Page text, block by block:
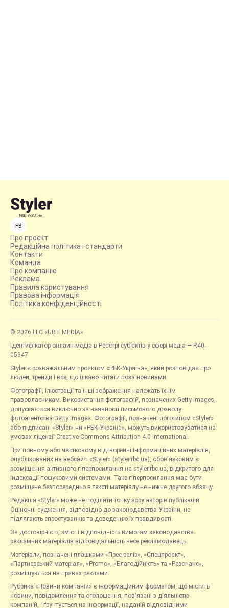
FB
Про проєкт
Редакційна політика і стандарти
Контакти
Команда
Про компанію
Реклама
Правила користування
Правова інформація
Політика конфіденційності
© 2026 LLC «UBT MEDIA»
Ідентифікатор онлайн-медіа в Реєстрі суб’єктів у сфері медіа — R40-
05347
Styler є розважальним проєктом «РБК-Україна», який розповідає про
людей, тренди і все, що цікаво читати поза новинами.
Фотографії, ілюстрації та інші зображення належать їхнім
правовласникам. Використання фотографій, позначених Getty Images,
допускається виключно за наявності письмового дозволу
фотоагентства Getty Images. Фотографії, позначені логотипом «Styler»
або підписані «Styler» чи «РБК-Україна», можуть використовуватися на
умовах ліцензії Creative Commons Attribution 4.0 International.
При повному або частковому відтворенні інформаційних матеріалів,
опублікованих на вебсайті «Styler» (styler.rbc.ua), обов'язковим є
розміщення активного гіперпосилання на styler.rbc.ua, відкритого для
індексації пошуковими системами. Таке гіперпосилання має бути
розміщене безпосередньо в тексті матеріалу не нижче другого абзацу.
Редакція «Styler» може не поділяти точку зору авторів публікацій.
Оціночні судження, відповідно до законодавства України, не
підлягають спростуванню та доведенню їх правдивості.
За достовірність, зміст і відповідність вимогам законодавства
рекламних матеріалів відповідальність несе рекламодавець.
Матеріали, позначені плашками «Прес-реліз», «Спецпроєкт»,
«Партнерський матеріал», «Promo», «Благодійність» та «Резонанс»,
розміщуються на правах реклами.
Рубрика «Новини компаній» є інформаційним форматом, що містить
новини, повідомлення та оголошення, пов'язані з діяльністю
компаній, і ґрунтується на інформації, наданій відповідними